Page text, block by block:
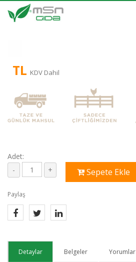
TL KDV Dahil
Adet:
Sepete Ekle
Paylaş
Detaylar Belgeler Yorumlar